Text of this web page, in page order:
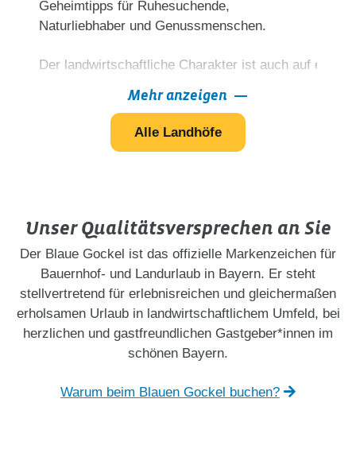
Geheimtipps für Ruhesuchende,
Naturliebhaber und Genussmenschen.
Der landwirtschaftliche Charakter ist auch auf
Lassen Sie sich persönlich die Region, seine
Mehr anzeigen
Alle Landhöfe
Unser Qualitätsversprechen an Sie
Der Blaue Gockel ist das offizielle Markenzeichen für
Bauernhof- und Landurlaub in Bayern. Er steht
stellvertretend für erlebnisreichen und gleichermaßen
erholsamen Urlaub in landwirtschaftlichem Umfeld, bei
herzlichen und gastfreundlichen Gastgeber*innen im
schönen Bayern.
Warum beim Blauen Gockel buchen?